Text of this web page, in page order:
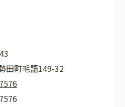
田町毛語149-32